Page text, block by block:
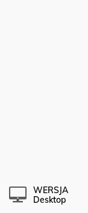
WERSJA
Desktop